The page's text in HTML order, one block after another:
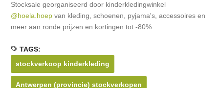
Stocksale georganiseerd door kinderkledingwinkel
@hoela.hoep van kleding, schoenen, pyjama's, accessoires en
meer aan ronde prijzen en kortingen tot -80%
TAGS:
stockverkoop kinderkleding
Antwerpen (provincie) stockverkopen